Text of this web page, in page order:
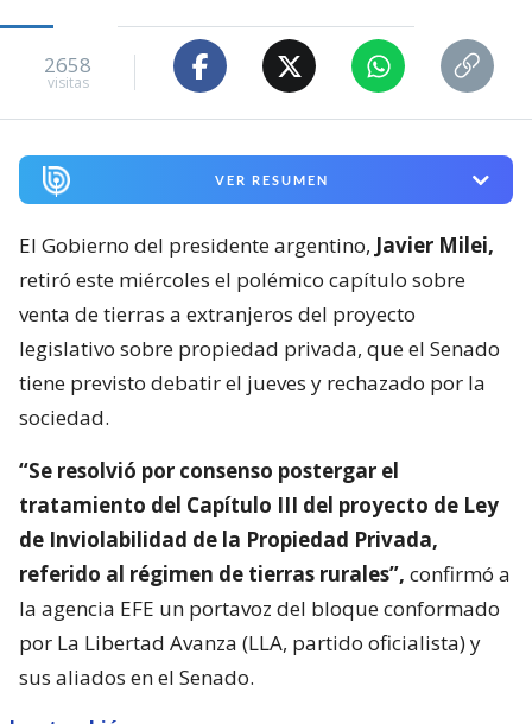
2658
visitas
VER RESUMEN
El Gobierno del presidente argentino, Javier Milei,
retiró este miércoles el polémico capítulo sobre
venta de tierras a extranjeros del proyecto
legislativo sobre propiedad privada, que el Senado
tiene previsto debatir el jueves y rechazado por la
sociedad.
“Se resolvió por consenso postergar el
tratamiento del Capítulo III del proyecto de Ley
de Inviolabilidad de la Propiedad Privada,
referido al régimen de tierras rurales”, confirmó a
la agencia EFE un portavoz del bloque conformado
por La Libertad Avanza (LLA, partido oficialista) y
sus aliados en el Senado.